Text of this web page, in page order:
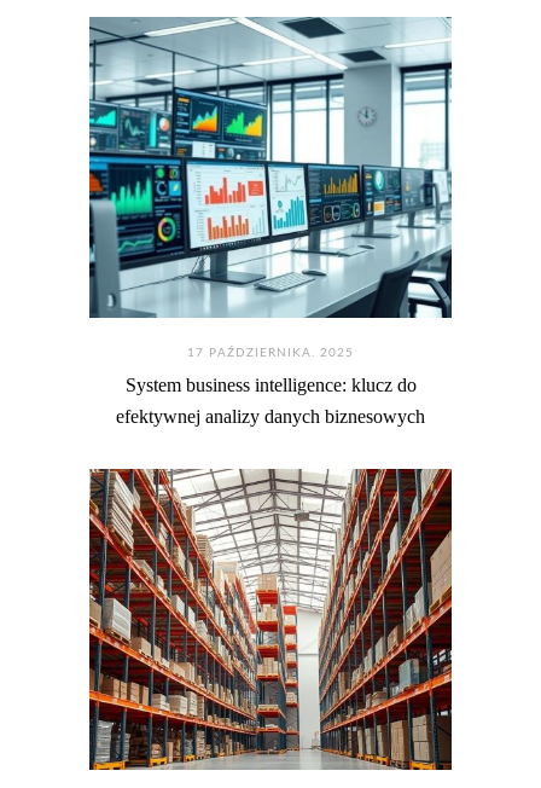
17 PAŹDZIERNIKA. 2025
System business intelligence: klucz do
efektywnej analizy danych biznesowych